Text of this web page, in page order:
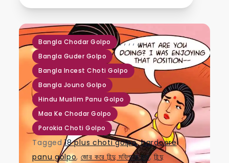
Bangla Chodar Golpo ,
Bangla Guder Golpo
,
Bangla Incest Choti Golpo
,
Bangla Jouno Golpo
,
Hindu Muslim Panu Golpo
,
Maa Ke Chodar Golpo
,
Porokia Choti Golpo
Tagged18 plus choti golpo,hardcore
panu golpo, জোর করে হিন্দু মহিলাকে চুদা,হিন্দু